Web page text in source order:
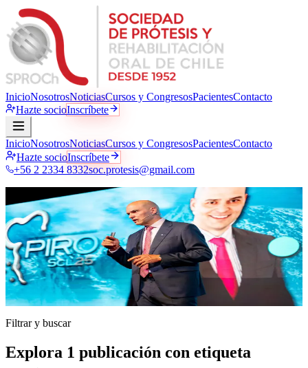
InicioNosotrosNoticiasCursos y CongresosPacientesContacto
Hazte socioInscríbete
InicioNosotrosNoticiasCursos y CongresosPacientesContacto
Hazte socioInscríbete
+56 2 2334 8332soc.protesis@gmail.com
Noticias · Comunicados oficiales
La sociedadal día
Comunicados oficiales, novedades académicas, publicaciones
científicas y actividad gremial. Todo lo que pasa en SPROCh, en un
solo lugar.
1 publicación·10categorías ·Actualización continua
Filtrar y buscar
Explora 1 publicación con etiqueta